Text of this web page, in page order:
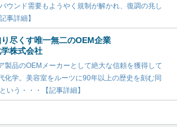
ウンド需要もようやく規制が解かれ、復調の兆し
事詳細】
尽くす唯一無二のOEM企業
株式会社
製品のOEMメーカーとして絶大な信頼を獲得して
化学。美容室をルーツに90年以上の歴史を刻む同
いう・・・【記事詳細】